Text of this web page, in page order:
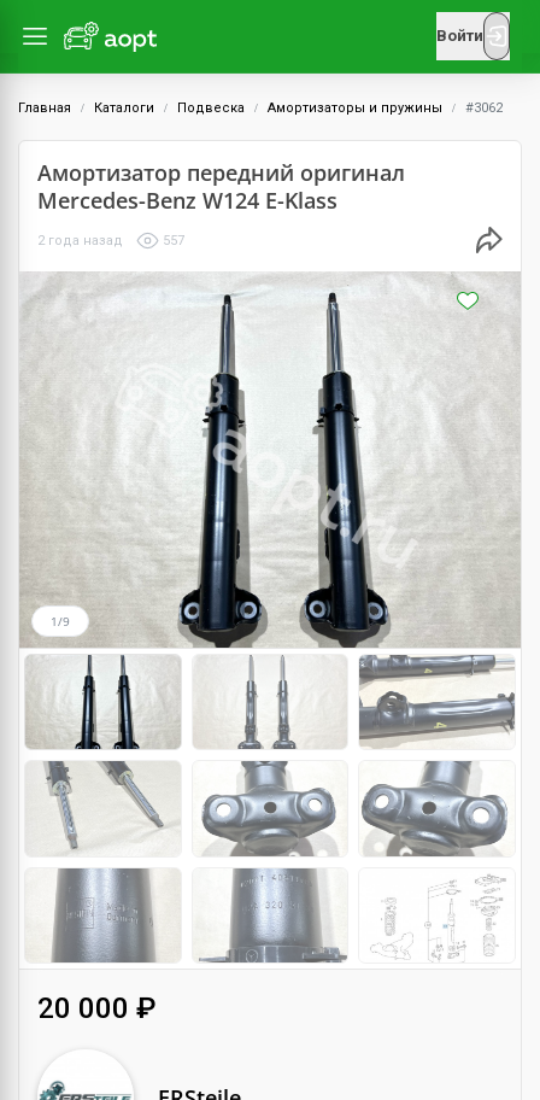
Войти
Главная Каталоги Подвеска Амортизаторы и пружины #3062
Амортизатор передний оригинал
Mercedes-Benz W124 E-Klass
2 года назад 557
1/9
20 000 ₽